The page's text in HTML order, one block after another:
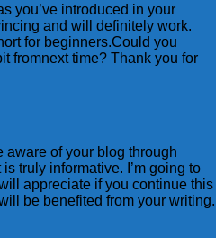
you’ve introduced in your
and will definitely work.
for beginners.Could you
fromnext time? Thank you for
aware of your blog through
truly informative. I’m going to
appreciate if you continue this
be benefited from your writing.